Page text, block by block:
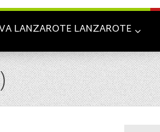
LANZAROTE LANZAROTE